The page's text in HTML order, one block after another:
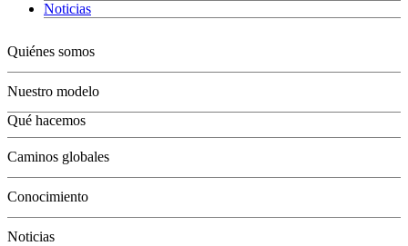
Noticias
Quiénes somos
Nuestro modelo
Qué hacemos
Jóvenes
Adultos
Grandes
Conservación
Caminos globales
Conocimiento
Noticias